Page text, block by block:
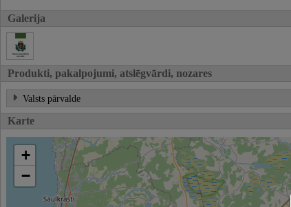
Galerija
Produkti, pakalpojumi, atslēgvārdi, nozares
Valsts pārvalde
Karte
+
−